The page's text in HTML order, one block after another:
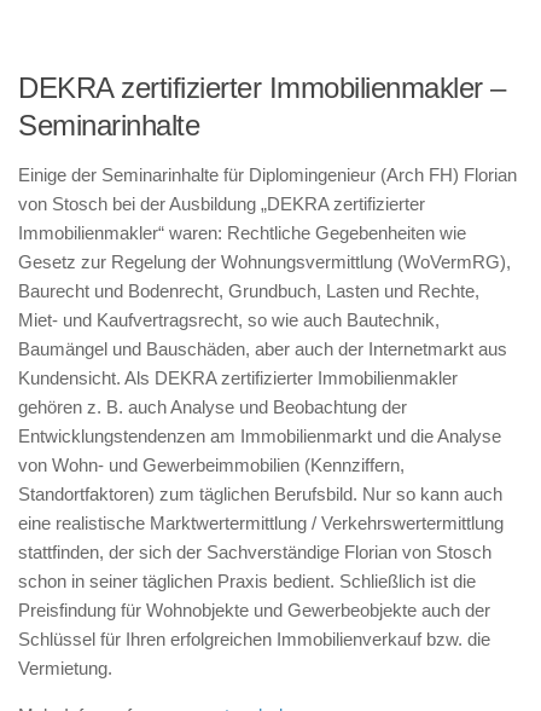
DEKRA zertifizierter Immobilienmakler –
Seminarinhalte
Einige der Seminarinhalte für Diplomingenieur (Arch FH) Florian
von Stosch bei der Ausbildung „DEKRA zertifizierter
Immobilienmakler“ waren: Rechtliche Gegebenheiten wie
Gesetz zur Regelung der Wohnungsvermittlung (WoVermRG),
Baurecht und Bodenrecht, Grundbuch, Lasten und Rechte,
Miet- und Kaufvertragsrecht, so wie auch Bautechnik,
Baumängel und Bauschäden, aber auch der Internetmarkt aus
Kundensicht. Als DEKRA zertifizierter Immobilienmakler
gehören z. B. auch Analyse und Beobachtung der
Entwicklungstendenzen am Immobilienmarkt und die Analyse
von Wohn- und Gewerbeimmobilien (Kennziffern,
Standortfaktoren) zum täglichen Berufsbild. Nur so kann auch
eine realistische Marktwertermittlung / Verkehrswertermittlung
stattfinden, der sich der Sachverständige Florian von Stosch
schon in seiner täglichen Praxis bedient. Schließlich ist die
Preisfindung für Wohnobjekte und Gewerbeobjekte auch der
Schlüssel für Ihren erfolgreichen Immobilienverkauf bzw. die
Vermietung.